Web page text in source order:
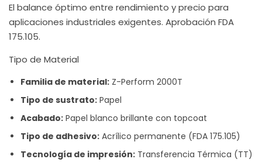
El balance óptimo entre rendimiento y precio para
aplicaciones industriales exigentes. Aprobación FDA
175.105.
Tipo de Material
Familia de material: Z-Perform 2000T
Tipo de sustrato: Papel
Acabado: Papel blanco brillante con topcoat
Tipo de adhesivo: Acrílico permanente (FDA 175.105)
Tecnología de impresión: Transferencia Térmica (TT)